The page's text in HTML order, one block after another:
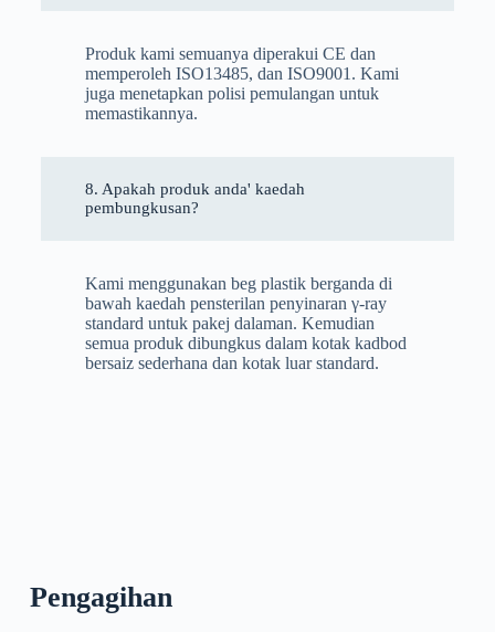
Produk kami semuanya diperakui CE dan
memperoleh ISO13485, dan ISO9001. Kami
juga menetapkan polisi pemulangan untuk
memastikannya.
8. Apakah produk anda' kaedah
pembungkusan?
Kami menggunakan beg plastik berganda di
bawah kaedah pensterilan penyinaran γ-ray
standard untuk pakej dalaman. Kemudian
semua produk dibungkus dalam kotak kadbod
bersaiz sederhana dan kotak luar standard.
Pengagihan